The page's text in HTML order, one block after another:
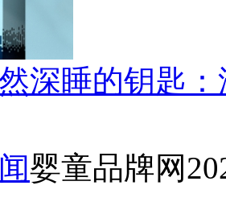
深睡的钥匙
婴童品牌网